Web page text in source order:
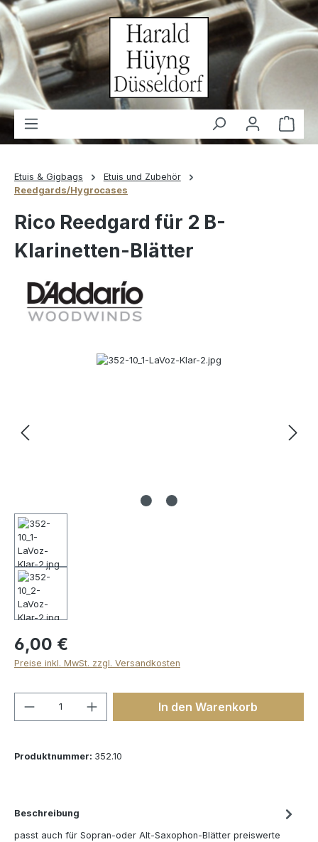
springen
Etuis & Gigbags
Etuis und Zubehör
Reedgards/Hygrocases
Rico Reedgard für 2 B-
Klarinetten-Blätter
Bildergalerie überspringen
6,00 €
Preise inkl. MwSt. zzgl. Versandkosten
Produkt Anzahl: Gib denIn den Warenkorb
Produktnummer: 352.10
Beschreibung
passt auch für Sopran-oder Alt-Saxophon-Blätter preiswerte